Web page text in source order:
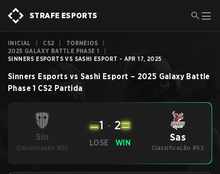
STRAFE ESPORTS
INICIAL CS2 TORNEIOS
2025 GALAXY BATTLE PHASE 1
SINNERS ESPORTS VS SASHI ESPORT - APR 17, 2025
Sinners Esports vs Sashi Esport – 2025 Galaxy Battle
Phase 1 CS2 Partida
Sin
Classificação #50
LOSE
1 - 2
WIN Sas
Classificação #62